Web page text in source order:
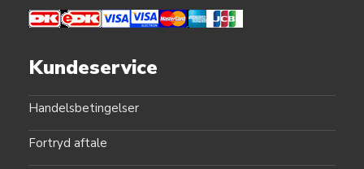
Kundeservice
Handelsbetingelser
Fortryd aftale